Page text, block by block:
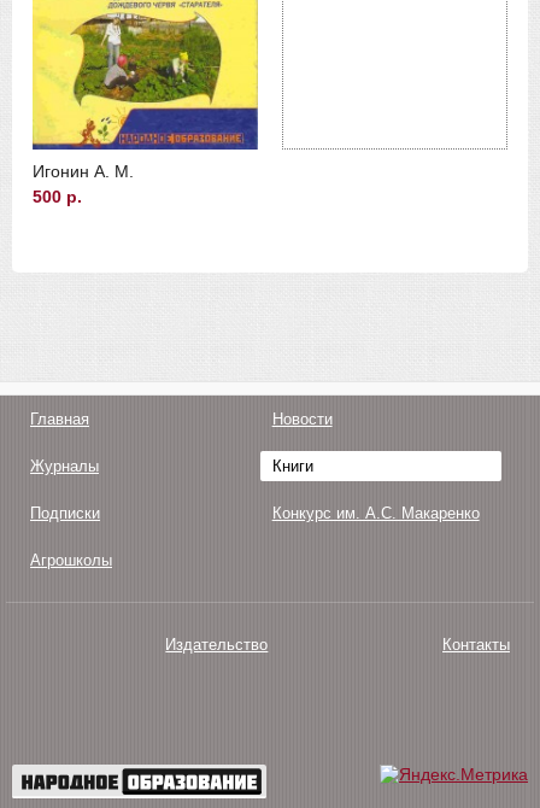
Игонин А. М.
500 р.
Главная Новости
Журналы Книги
Подписки Конкурс им. А.С. Макаренко
Агрошколы
Издательство Контакты